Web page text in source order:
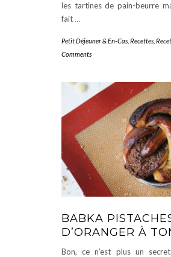
les tartines de pain-beurre
fait…
Petit Déjeuner & En-Cas Recettes
Comments
BABKA
D’ORANGER À
Bon, ce n’est plus un